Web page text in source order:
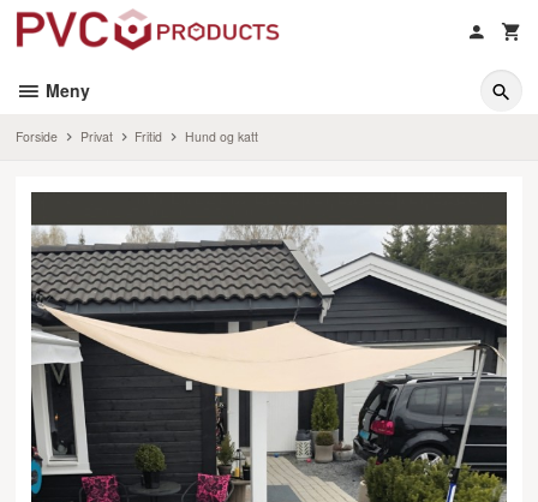
Gå
Meny
Forside Privat Fritid Hund og katt